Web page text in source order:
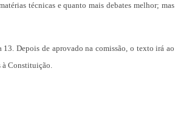
técnicas e quanto mais debates melhor; mas
Depois de aprovado na comissão, o texto irá ao
à Constituição.